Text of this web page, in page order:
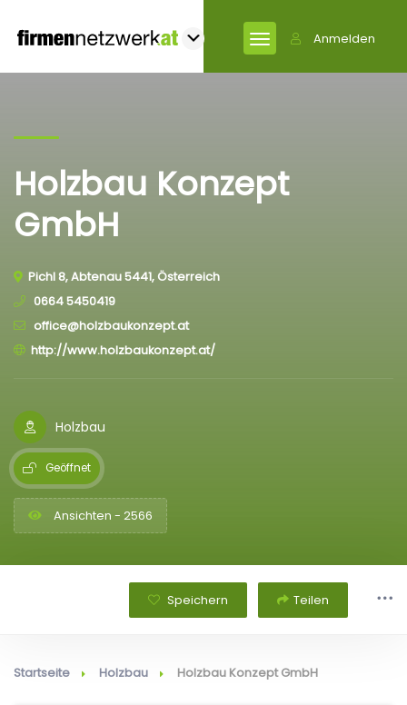
Anmelden
Holzbau Konzept
GmbH
Pichl 8, Abtenau 5441, Österreich
0664 5450419
office@holzbaukonzept.at
http://www.holzbaukonzept.at/
Holzbau
Geöffnet
Ansichten - 2566
Speichern Teilen
Startseite Holzbau Holzbau Konzept GmbH